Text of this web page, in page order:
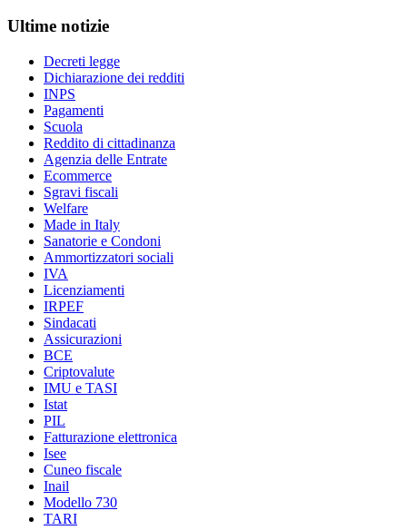
Ultime notizie
Decreti legge
Dichiarazione dei redditi
INPS
Pagamenti
Scuola
Reddito di cittadinanza
Agenzia delle Entrate
Ecommerce
Sgravi fiscali
Welfare
Made in Italy
Sanatorie e Condoni
Ammortizzatori sociali
IVA
Licenziamenti
IRPEF
Sindacati
Assicurazioni
BCE
Criptovalute
IMU e TASI
Istat
PIL
Fatturazione elettronica
Isee
Cuneo fiscale
Inail
Modello 730
TARI